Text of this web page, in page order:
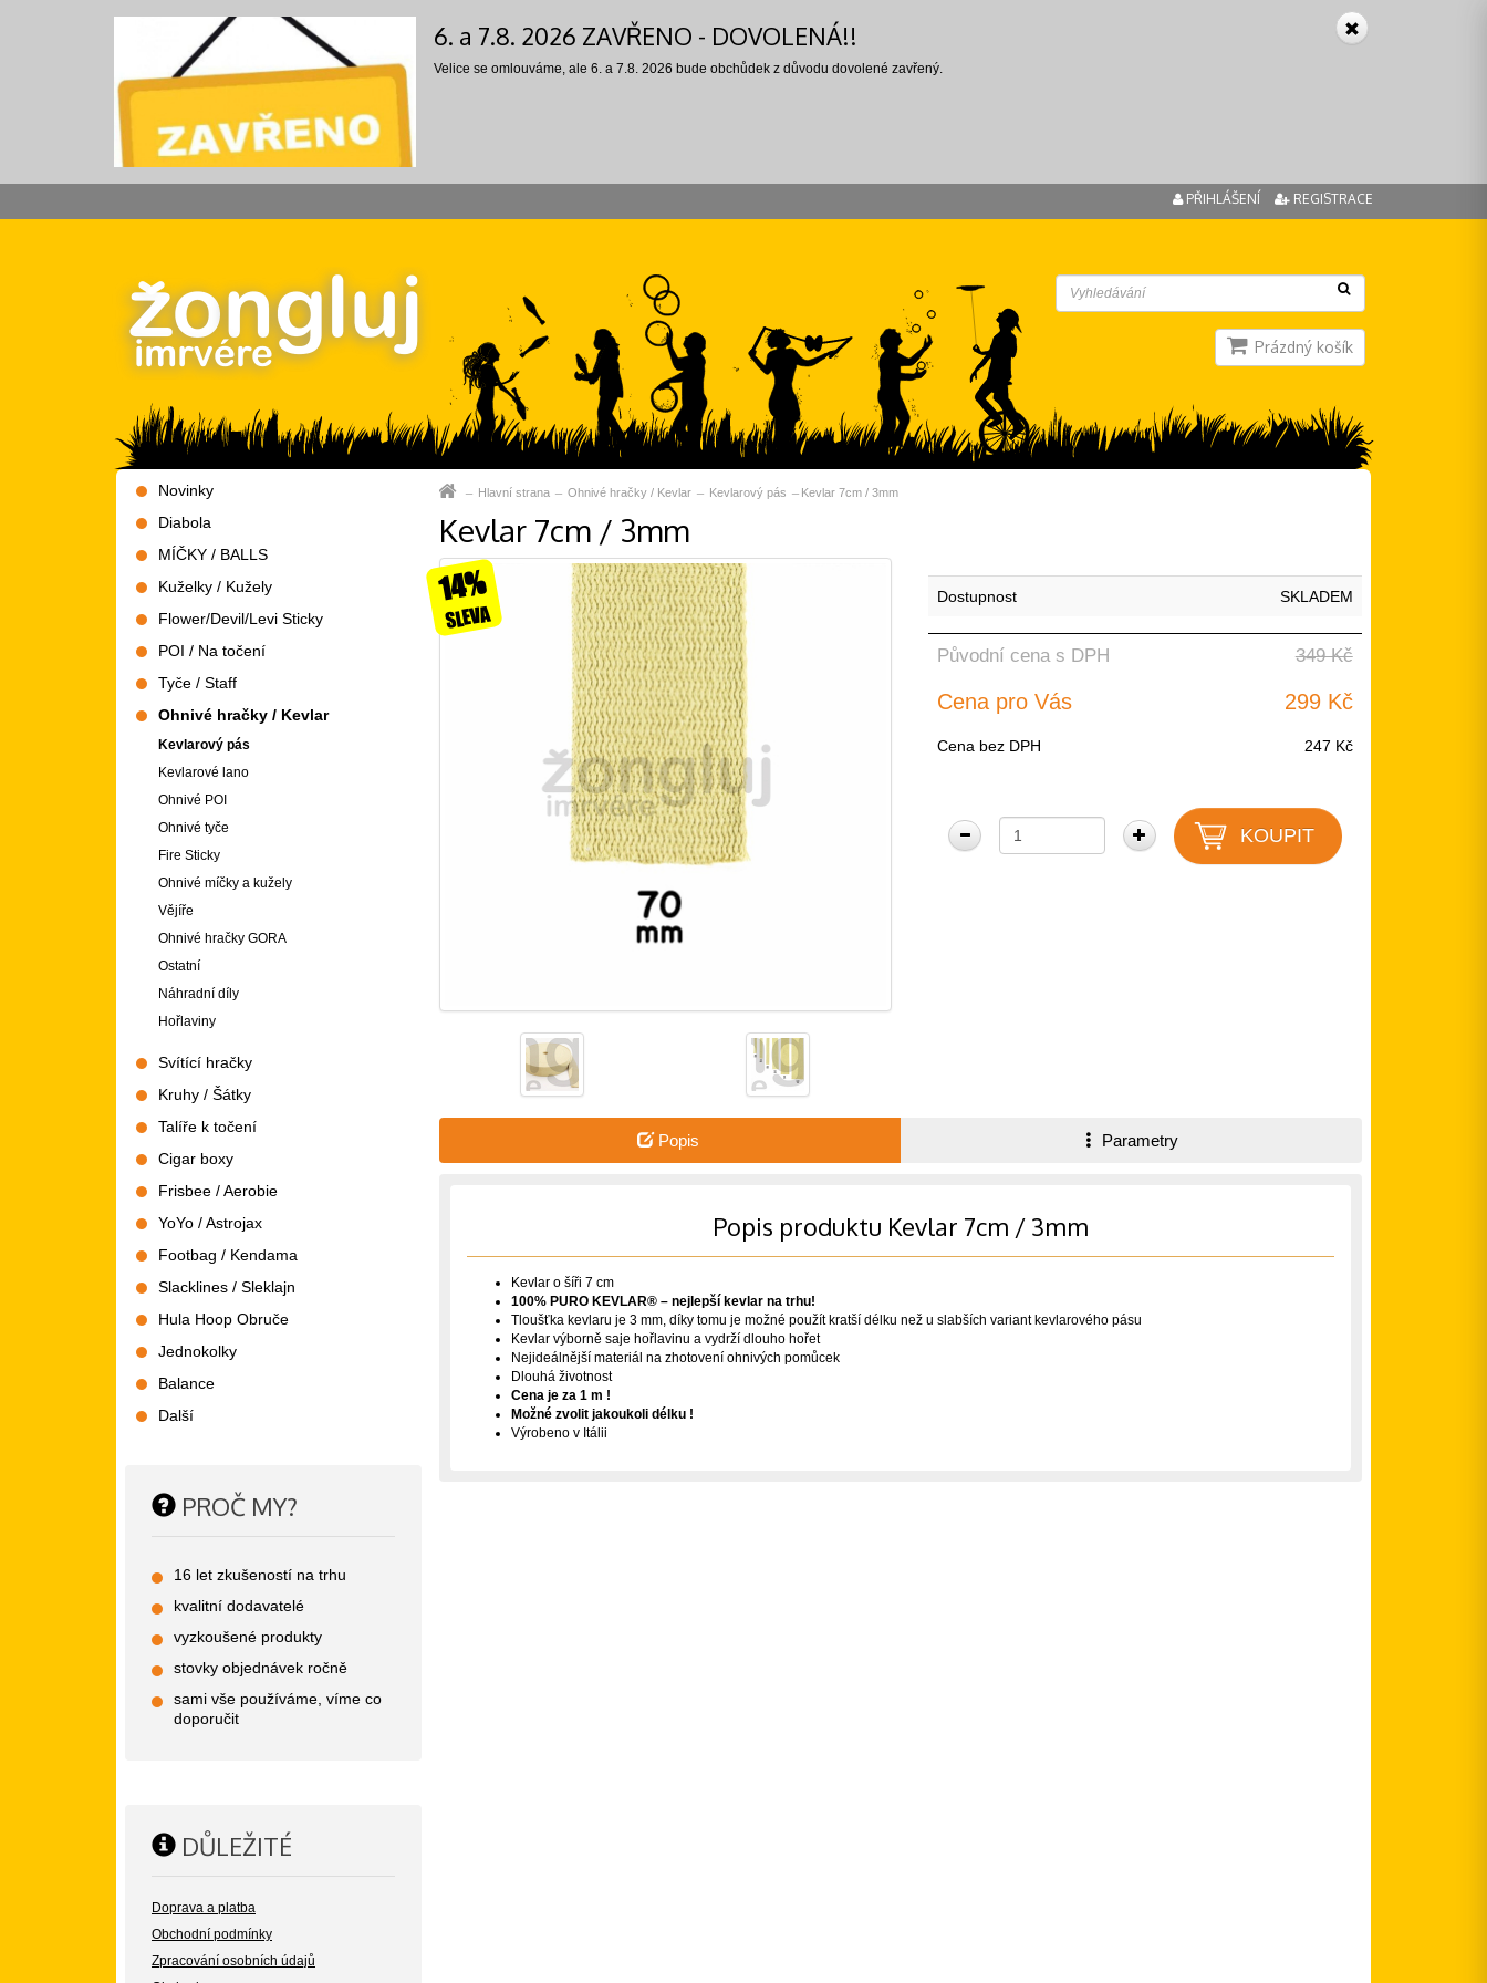
6. a 7.8. 2026 ZAVŘENO - DOVOLENÁ!!
Velice se omlouváme, ale 6. a 7.8. 2026 bude obchůdek z důvodu dovolené zavřený.
PŘIHLÁŠENÍ REGISTRACE
Prázdný košík
Hlavní strana Ohnivé hračky / Kevlar Kevlarový pás Kevlar 7cm / 3mm
Kevlar 7cm / 3mm
14%
SLEVA
Dostupnost SKLADEM
Původní cena s DPH 349 Kč
Cena pro Vás 299 Kč
Cena bez DPH 247 Kč
Popis Parametry
Popis produktu Kevlar 7cm / 3mm
Kevlar o šíři 7 cm
100% PURO KEVLAR® – nejlepší kevlar na trhu!
Tloušťka kevlaru je 3 mm, díky tomu je možné použít kratší délku než u slabších variant kevlarového pásu
Kevlar výborně saje hořlavinu a vydrží dlouho hořet
Nejideálnější materiál na zhotovení ohnivých pomůcek
Dlouhá životnost
Cena je za 1 m !
Možné zvolit jakoukoli délku !
Výrobeno v Itálii
Novinky
Diabola
MÍČKY / BALLS
Kuželky / Kužely
Flower/Devil/Levi Sticky
POI / Na točení
Tyče / Staff
Ohnivé hračky / Kevlar
Kevlarový pás
Kevlarové lano
Ohnivé POI
Ohnivé tyče
Fire Sticky
Ohnivé míčky a kužely
Vějíře
Ohnivé hračky GORA
Ostatní
Náhradní díly
Hořlaviny
Svítící hračky
Kruhy / Šátky
Talíře k točení
Cigar boxy
Frisbee / Aerobie
YoYo / Astrojax
Footbag / Kendama
Slacklines / Sleklajn
Hula Hoop Obruče
Jednokolky
Balance
Další
PROČ MY?
16 let zkušeností na trhu
kvalitní dodavatelé
vyzkoušené produkty
stovky objednávek ročně
sami vše používáme, víme co
doporučit
DŮLEŽITÉ
Doprava a platba
Obchodní podmínky
Zpracování osobních údajů